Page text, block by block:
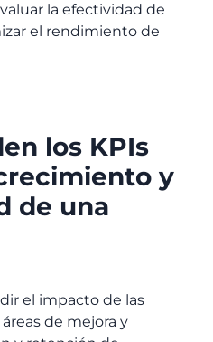
la efectividad de
el rendimiento de
los KPIs
y
de una
el impacto de las
de mejora y